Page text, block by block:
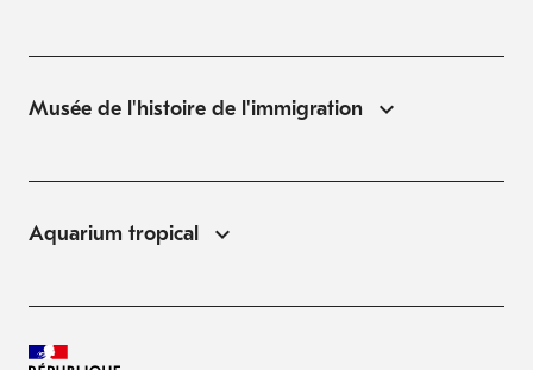
Musée de l'histoire de l'immigration
Aquarium tropical